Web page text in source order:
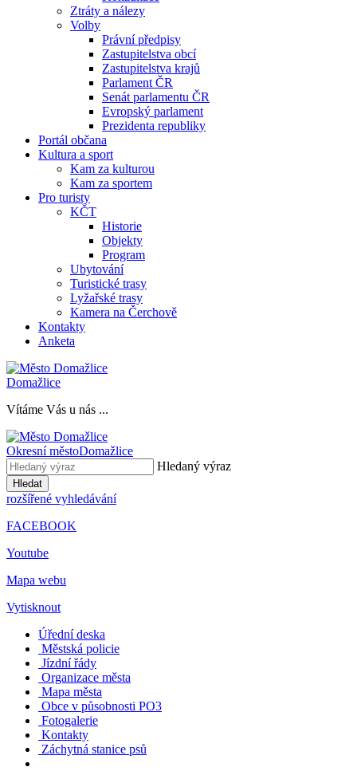
Ztráty a nálezy
Volby
Právní předpisy
Zastupitelstva obcí
Zastupitelstva krajů
Parlament ČR
Senát parlamentu ČR
Evropský parlament
Prezidenta republiky
Portál občana
Kultura a sport
Kam za kulturou
Kam za sportem
Pro turisty
KČT
Historie
Objekty
Program
Ubytování
Turistické trasy
Lyžařské trasy
Kamera na Čerchově
Kontakty
Anketa
Domažlice
Vítáme Vás u nás ...
Okresní městoDomažlice
Hledaný výraz
Hledat
rozšířené vyhledávání
FACEBOOK
Youtube
Mapa webu
Vytisknout
Úřední deska
Městská policie
Jízdní řády
Organizace města
Mapa města
Obce v působnosti PO3
Fotogalerie
Kontakty
Záchytná stanice psů